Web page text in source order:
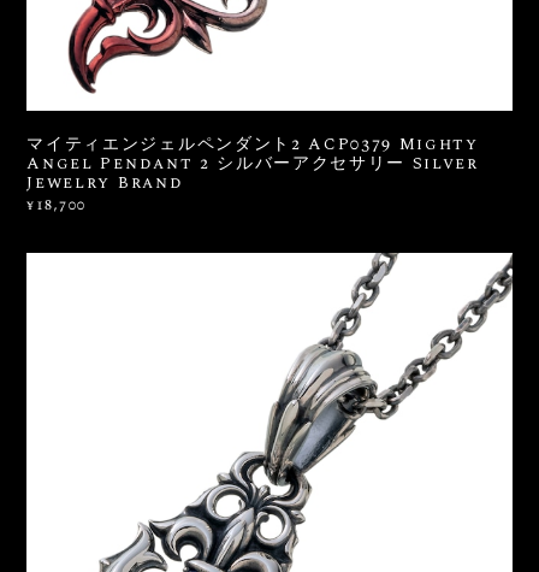
マイティエンジェルペンダント2 ACP0379 Mighty
Angel Pendant 2 シルバーアクセサリー Silver
Jewelry Brand
¥18,700